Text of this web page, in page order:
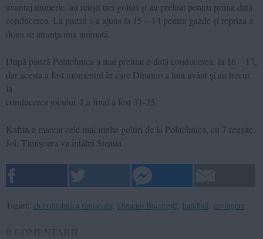
avantaj numeric, au reuşit trei goluri şi au preluat pentru prima dată
conducerea. La pauză s-a ajuns la 15 – 14 pentru gazde şi repriza a
doua se anunţa una animată.
După pauză Politehnica a mai preluat o dată conducerea, la 16 – 17,
dar acesta a fost momentul în care Dinamo a luat avânt şi au trecut
la
conducerea jocului. La final a fost 31-25.
Kaftin a marcat cele mai multe goluri de la Politehnica, cu 7 reuşite.
Joi, Timişoara va întâlni Steaua.
Taguri: ch politehnica timisoara, Dinamo Bucureşti, handbal, invingere